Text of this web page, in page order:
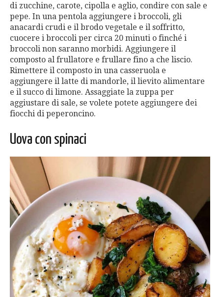
di zucchine, carote, cipolla e aglio, condire con sale e
pepe. In una pentola aggiungere i broccoli, gli
anacardi crudi e il brodo vegetale e il soffritto,
cuocere i broccoli per circa 20 minuti o finché i
broccoli non saranno morbidi. Aggiungere il
composto al frullatore e frullare fino a che liscio.
Rimettere il composto in una casseruola e
aggiungere il latte di mandorle, il lievito alimentare
e il succo di limone. Assaggiate la zuppa per
aggiustare di sale, se volete potete aggiungere dei
fiocchi di peperoncino.
Uova con spinaci